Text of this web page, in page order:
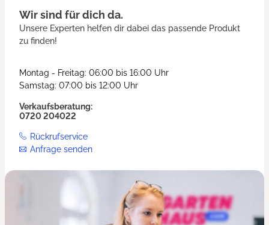
Wir sind für dich da.
Unsere Experten helfen dir dabei das passende Produkt
zu finden!
Montag - Freitag: 06:00 bis 16:00 Uhr
Samstag: 07:00 bis 12:00 Uhr
Verkaufsberatung:
0720 204022
Rückrufservice
Anfrage senden